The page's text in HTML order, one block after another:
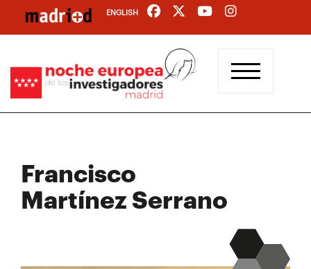
contenido
ENGLISH
Francisco
Martínez Serrano